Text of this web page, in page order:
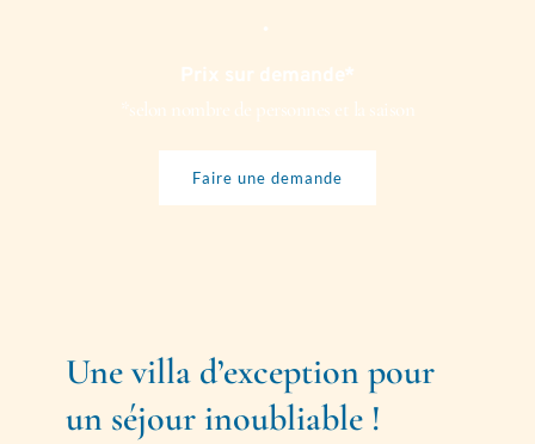
Une villa d’exception pour
un séjour inoubliable !
•
Prix sur demande*
*selon nombre de personnes et la saison
Faire une demande